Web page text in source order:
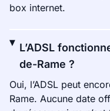
box internet.
L’ADSL
de-Rame ?
Oui, l’ADSL peut
Rame. Aucune date